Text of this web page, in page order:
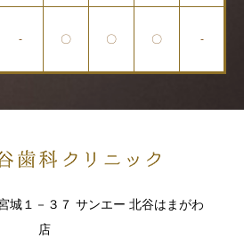
- 〇 〇 〇 -
城１－３７ サンエー 北谷はまがわ
店